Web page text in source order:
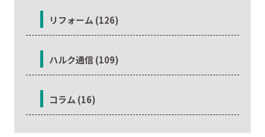
リフォーム (126)
ハルク通信 (109)
コラム (16)